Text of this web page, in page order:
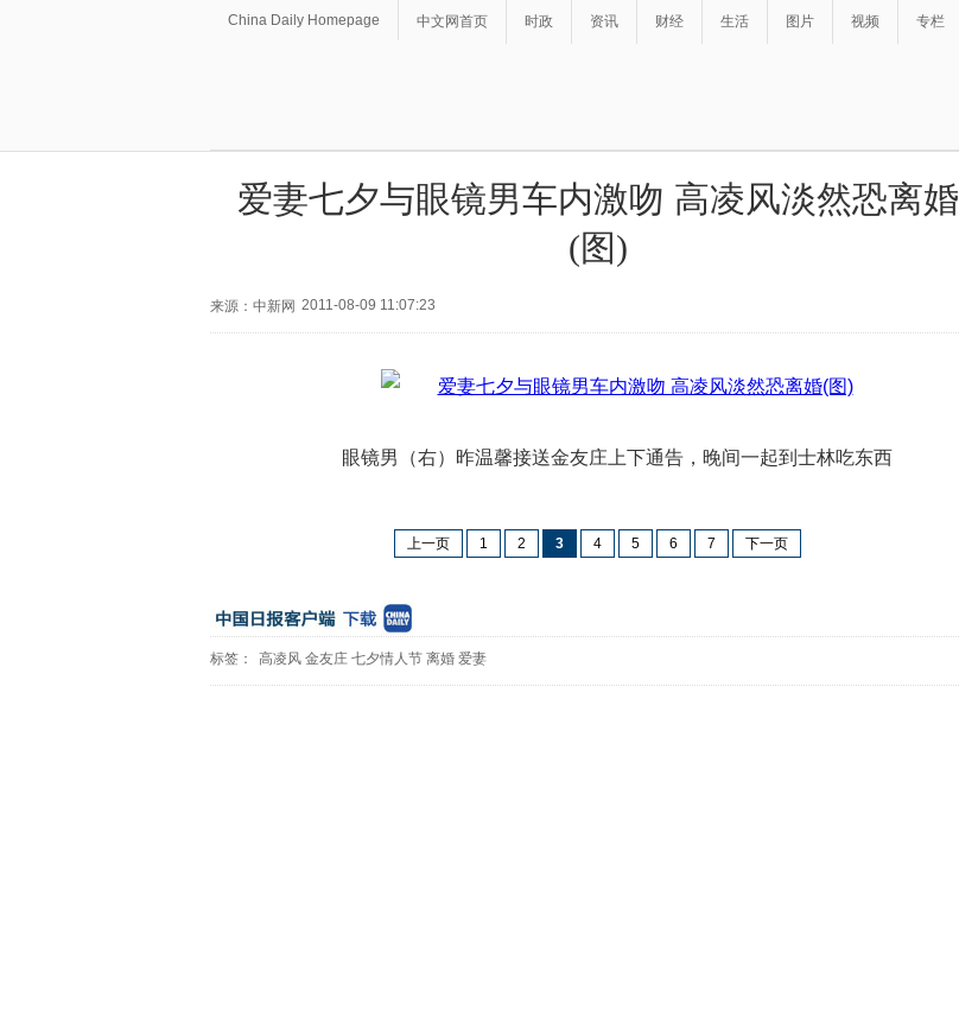
China Daily Homepage 中文网首页 时政 资讯 财经 生活 图片 视频 专栏
爱妻七夕与眼镜男车内激吻 高凌风淡然恐离婚
(图)
来源：中新网 2011-08-09 11:07:23
眼镜男（右）昨温馨接送金友庄上下通告，晚间一起到士林吃东西
上一页 1 2 3 4 5 6 7 下一页
标签： 高凌风 金友庄 七夕情人节 离婚 爱妻